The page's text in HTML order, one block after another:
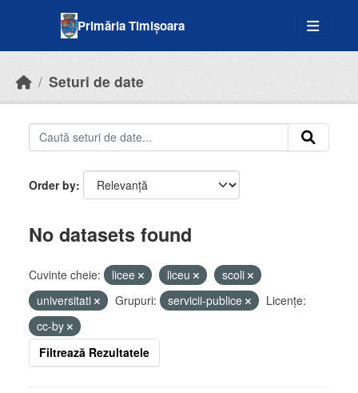
Primăria Timișoara
Seturi de date
Order by
No datasets found
Cuvinte cheie: licee liceu
scoli
universitati
Grupuri: servicii-publice
Licenţe:
cc-by
Filtrează Rezultatele